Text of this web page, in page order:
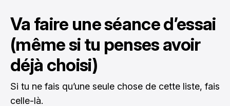
Va faire une séance d’essai
(même si tu penses avoir
déjà choisi)
Si tu ne fais qu’une seule chose de cette liste, fais
celle-là.